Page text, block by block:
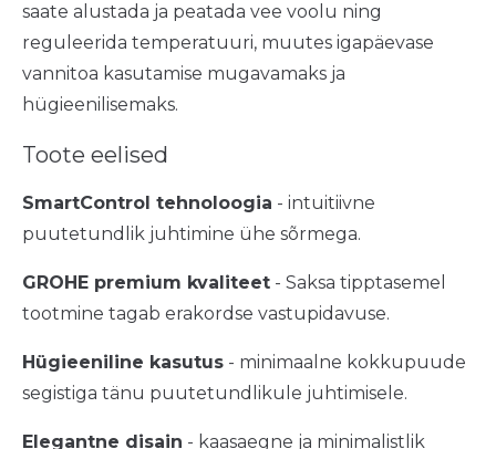
saate alustada ja peatada vee voolu ning
reguleerida temperatuuri, muutes igapäevase
vannitoa kasutamise mugavamaks ja
hügieenilisemaks.
Toote eelised
SmartControl tehnoloogia - intuitiivne
puutetundlik juhtimine ühe sõrmega.
GROHE premium kvaliteet - Saksa tipptasemel
tootmine tagab erakordse vastupidavuse.
Hügieeniline kasutus - minimaalne kokkupuude
segistiga tänu puutetundlikule juhtimisele.
Elegantne disain - kaasaegne ja minimalistlik